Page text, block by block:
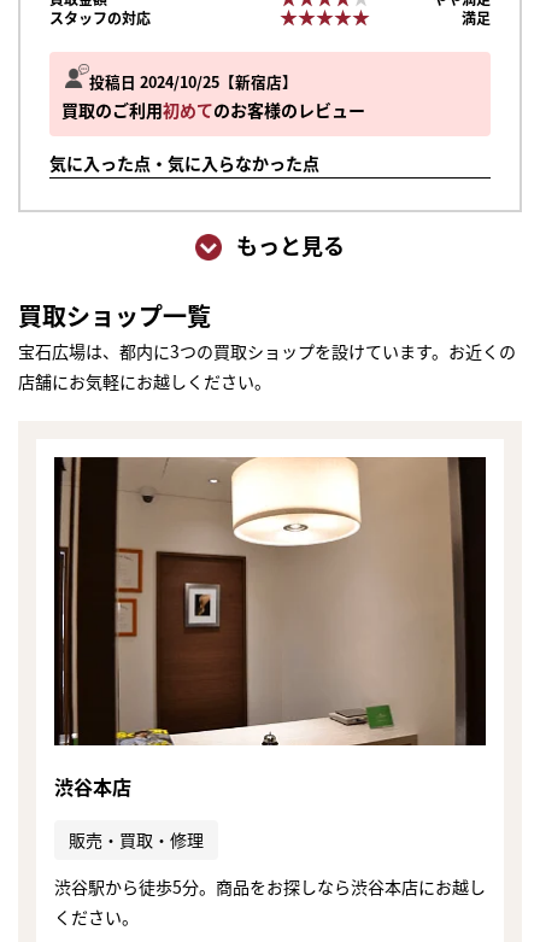
投稿日 2024/10/25 新宿店
買取のご利用初めてのお客様のレビュー
気に入った点・気に入らなかった点
スタッフの対応
★★★★★
★★★★★ 満足
もっと見る
買取ショップ一覧
宝石広場は、都内に3つの買取ショップを設けています。お近くの
店舗にお気軽にお越しください。
渋谷本店
販売・買取・修理
渋谷駅から徒歩5分。商品をお探しなら渋谷本店にお越し
ください。